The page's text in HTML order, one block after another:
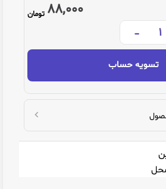
88,000 تومان
-
تسویه حساب